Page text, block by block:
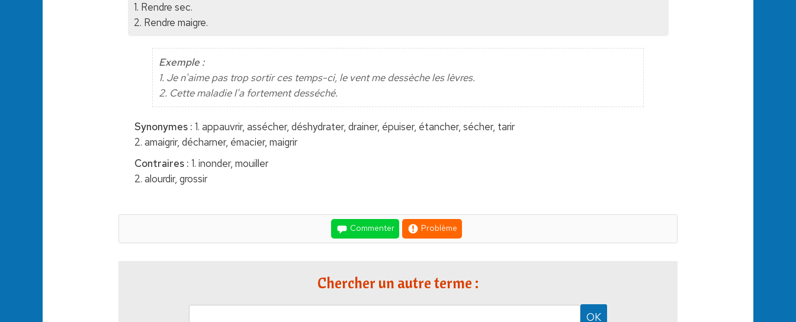
1. Rendre sec.
2. Rendre maigre.
Exemple :
1. Je n'aime pas trop sortir ces temps-ci, le vent me dessèche les lèvres.
2. Cette maladie l'a fortement desséché.
Synonymes : 1. appauvrir, assécher, déshydrater, drainer, épuiser, étancher, sécher, tarir
2. amaigrir, décharner, émacier, maigrir
Contraires : 1. inonder, mouiller
2. alourdir, grossir
Commenter Problème
Chercher un autre terme :